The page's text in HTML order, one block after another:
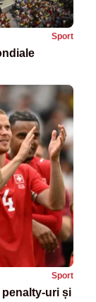
Sport
Sport
penalty-uri și